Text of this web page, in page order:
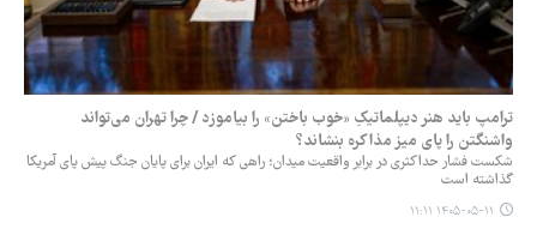
ترامپ باید هنر دیپلماتیکِ «خوب باختن» را بیاموزد / چرا تهران می‌تواند
واشنگتن را پای میز مذاکره بنشاند؟
شکست فشار حداکثری در برابر واقعیت میدان؛ راهی که ایران برای پایان جنگ پیش پای آمریکا
گذاشته است
۱۴۰۵-۰۵-۱۱ ۱۱:۱۱